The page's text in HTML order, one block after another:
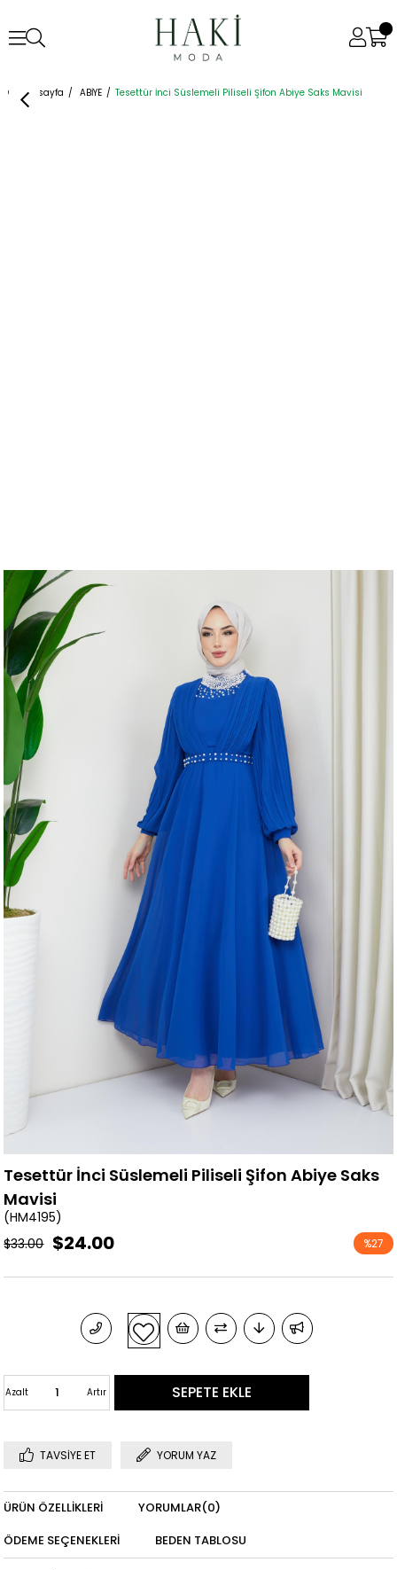
Anasayfa ABİYE Tesettür İnci Süslemeli Piliseli Şifon Abiye Saks Mavisi
Tesettür İnci Süslemeli Piliseli Şifon Abiye Saks
Mavisi
(HM4195)
%27
$33.00 $24.00
Artır
Azalt
TAVSIYE ET YORUM YAZ
ÜRÜN ÖZELLIKLERI YORUMLAR(0)
ÖDEME SEÇENEKLERI
BEDEN TABLOSU